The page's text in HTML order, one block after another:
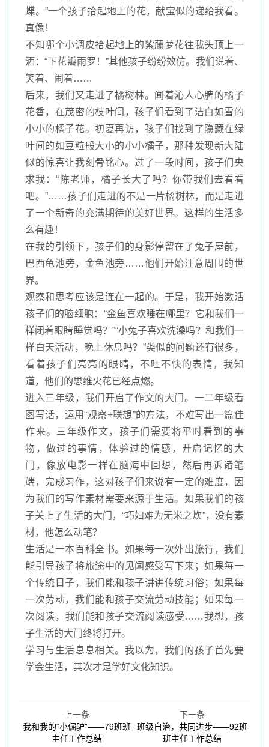
蝶。”一个孩子拾起地上的花，献宝似的递给我看。
真像！
不知哪个小调皮拾起地上的紫藤萝花往我头顶上一
洒：“下花瓣雨罗！”其他孩子纷纷效仿。我们说着、
笑着、闹着……
后来，我们又走进了橘树林。闻着沁人心脾的橘子
花香，在茂密的枝叶间，孩子们看到了洁白如雪的
小小的橘子花。初夏再访，孩子们找到了隐藏在绿
叶间的如豆粒般大小的小小橘子，那种发现新大陆
似的惊喜让我刻骨铭心。过了一段时间，孩子们央
求我：“陈老师，橘子长大了吗？你带我们去看看
吧。”……孩子们走进的不是一片橘树林，而是走进
了一个新奇的充满期待的美好世界。这样的生活多
么有趣！
在我的引领下，孩子们的身影停留在了兔子屋前，
巴西龟池旁，金鱼池旁……他们开始注意周围的世
界。
观察和思考应该是连在一起的。于是，我开始激活
孩子们的脑细胞： “金鱼喜欢睡在哪里？它和我们一
样闭着眼睛睡觉吗？”“小兔子喜欢洗澡吗？和我们一
样白天活动，晚上休息吗？”类似的问题还有很多，
看着孩子们亮亮的眼睛，不吐不快的表情，我知
道，他们的思维火花已经点燃。
进入三年级，我们开启了作文的大门。一二年级看
图写话，运用“观察+联想”的方法，不难写出一篇佳
作来。三年级作文，孩子们需要将平时看到的事
物，做过的事情，体验过的情感，开启记忆的大
门，像放电影一样在脑海中回想，然后再诉诸笔
端，完成习作，这对孩子们来说有一定的难度，因
为我们的写作素材需要来源于生活。如果我们的孩
子关上了生活的大门，“巧妇难为无米之炊”，没有素
材，他怎么动笔？
生活是一本百科全书。如果每一次外出旅行，我们
能引导孩子将旅途中的见闻感受写下来；如果每一
个传统日子，我们能和孩子讲讲传统习俗；如果每
一次劳动，我们能和孩子交流劳动技能；如果每一
次阅读，我们能和孩子交流阅读感受……我想，孩
子生活的大门终将打开。
学习与生活息息相关。我以为，我们的孩子首先要
学会生活，其次才是学好文化知识。
上一条
我和我的“小倔驴”——79班班
主任工作总结
下一条
班级自治，共同进步——92班
班主任工作总结